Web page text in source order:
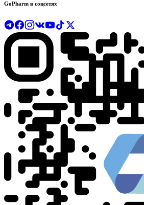
GoPharm в соцсетях